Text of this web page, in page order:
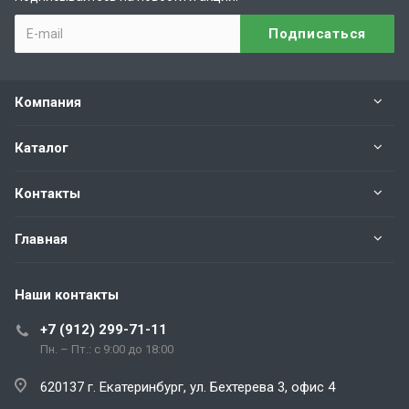
Компания
Каталог
Контакты
Главная
Наши контакты
+7 (912) 299-71-11
Пн. – Пт.: с 9:00 до 18:00
620137 г. Екатеринбург, ул. Бехтерева 3, офис 4